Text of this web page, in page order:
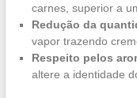
carnes, superior a
Redução da
vapor trazendo
Respeito pelos
altere a identidade